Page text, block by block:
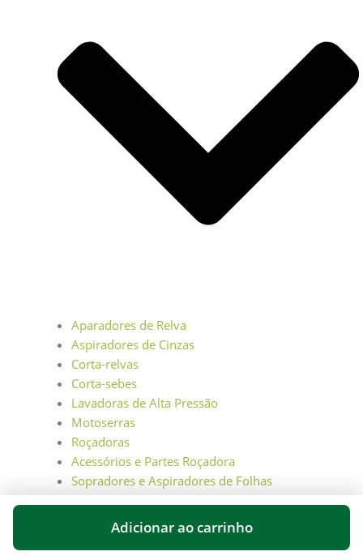
Aparadores de Relva
Aspiradores de Cinzas
Corta-relvas
Corta-sebes
Lavadoras de Alta Pressão
Motoserras
Roçadoras
Acessórios e Partes Roçadora
Sopradores e Aspiradores de Folhas
Poda e EnxertiaAdicionar ao carrinho